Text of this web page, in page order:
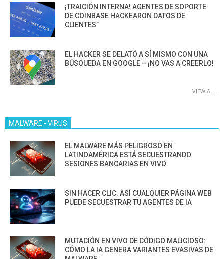
¡TRAICIÓN INTERNA! AGENTES DE SOPORTE
DE COINBASE HACKEARON DATOS DE
CLIENTES”
EL HACKER SE DELATÓ A SÍ MISMO CON UNA
BÚSQUEDA EN GOOGLE – ¡NO VAS A CREERLO!
VIEW ALL
MALWARE - VIRUS
EL MALWARE MÁS PELIGROSO EN
LATINOAMÉRICA ESTÁ SECUESTRANDO
SESIONES BANCARIAS EN VIVO
SIN HACER CLIC: ASÍ CUALQUIER PÁGINA WEB
PUEDE SECUESTRAR TU AGENTES DE IA
MUTACIÓN EN VIVO DE CÓDIGO MALICIOSO:
CÓMO LA IA GENERA VARIANTES EVASIVAS DE